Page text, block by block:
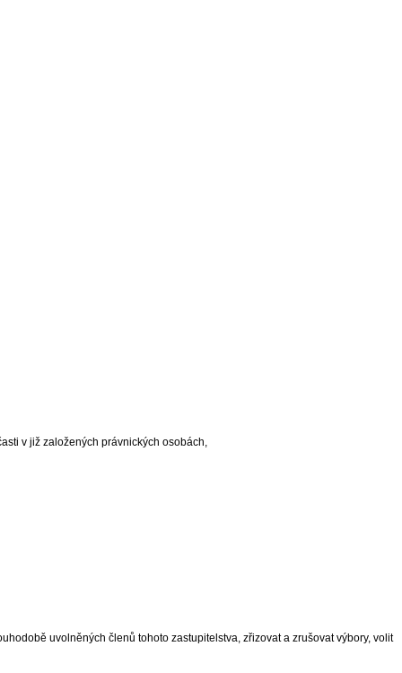
v již založených právnických osobách,
uvolněných členů tohoto zastupitelstva, zřizovat a zrušovat výbory, volit